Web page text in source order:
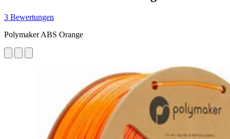
3 Bewertungen
Polymaker ABS Orange